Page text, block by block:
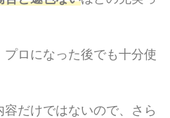
プロになった後でも十分使
だけではないので、さら